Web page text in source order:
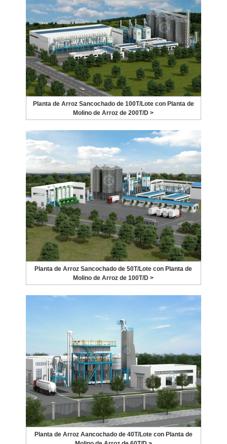
Planta de Arroz Sancochado de 100T/Lote con Planta de
Molino de Arroz de 200T/D >
Planta de Arroz Sancochado de 50T/Lote con Planta de
Molino de Arroz de 100T/D >
Planta de Arroz Aancochado de 40T/Lote con Planta de